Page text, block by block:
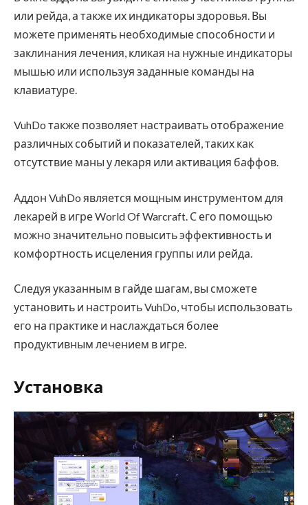
или рейда, а также их индикаторы здоровья. Вы
можете применять необходимые способности и
заклинания лечения, кликая на нужные индикаторы
мышью или используя заданные команды на
клавиатуре.
VuhDo также позволяет настраивать отображение
различных событий и показателей, таких как
отсутствие маны у лекаря или активация баффов.
Аддон VuhDo является мощным инструментом для
лекарей в игре World Of Warcraft. С его помощью
можно значительно повысить эффективность и
комфортность исцеления группы или рейда.
Следуя указанным в гайде шагам, вы сможете
установить и настроить VuhDo, чтобы использовать
его на практике и наслаждаться более
продуктивным лечением в игре.
Установка